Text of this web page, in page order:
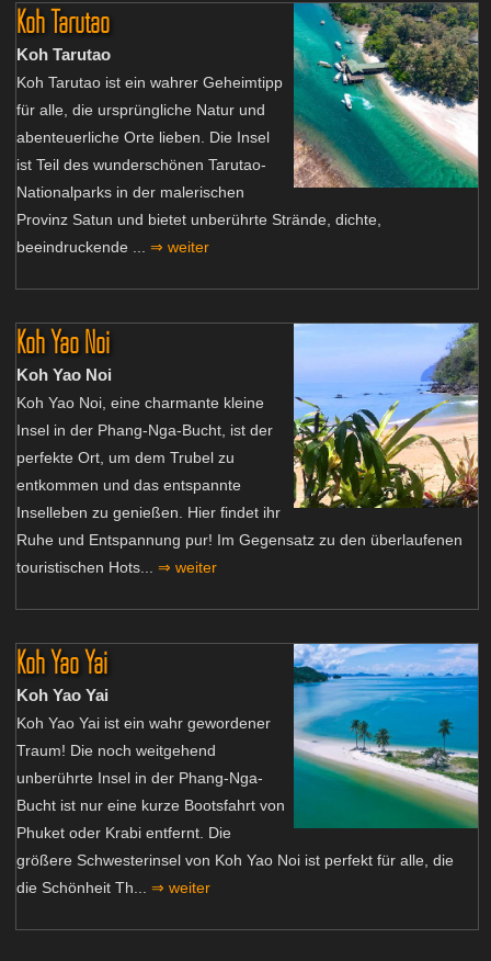
Koh Tarutao
Koh Tarutao
Koh Tarutao ist ein wahrer Geheimtipp
für alle, die ursprüngliche Natur und
abenteuerliche Orte lieben. Die Insel
ist Teil des wunderschönen Tarutao-
Nationalparks in der malerischen
Provinz Satun und bietet unberührte Strände, dichte,
beeindruckende ... ⇒ weiter
Koh Yao Noi
Koh Yao Noi
Koh Yao Noi, eine charmante kleine
Insel in der Phang-Nga-Bucht, ist der
perfekte Ort, um dem Trubel zu
entkommen und das entspannte
Inselleben zu genießen. Hier findet ihr
Ruhe und Entspannung pur! Im Gegensatz zu den überlaufenen
touristischen Hots... ⇒ weiter
Koh Yao Yai
Koh Yao Yai
Koh Yao Yai ist ein wahr gewordener
Traum! Die noch weitgehend
unberührte Insel in der Phang-Nga-
Bucht ist nur eine kurze Bootsfahrt von
Phuket oder Krabi entfernt. Die
größere Schwesterinsel von Koh Yao Noi ist perfekt für alle, die
die Schönheit Th... ⇒ weiter